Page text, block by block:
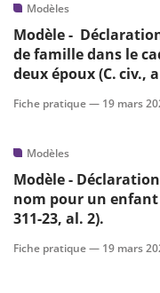
Modèles
Modèle -
de famille dans le
deux époux (C. civ.,
Fiche pratique — 19 mars
Modèles
Modèle -
nom pour un enfant
311-23, al. 2).
Fiche pratique — 19 mars